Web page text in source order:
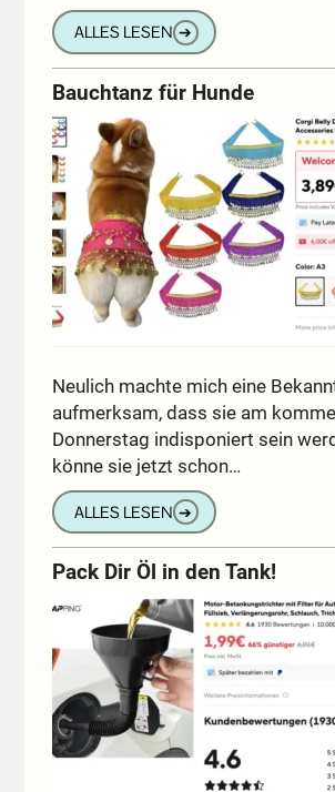
ALLES LESEN ➔
Bauchtanz für Hunde
Neulich machte mich eine
aufmerksam, dass sie am
Donnerstag indisponiert sein
könne sie jetzt schon…
ALLES LESEN ➔
Pack Dir Öl in den Tank!